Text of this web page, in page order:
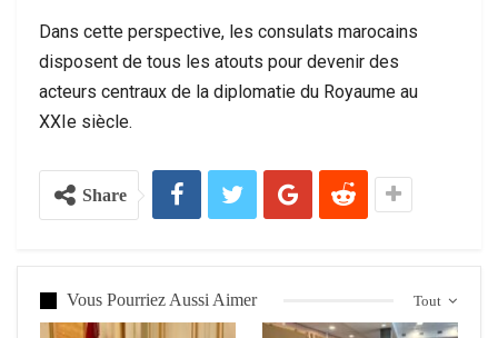
Dans cette perspective, les consulats marocains
disposent de tous les atouts pour devenir des
acteurs centraux de la diplomatie du Royaume au
XXIe siècle.
Share
Tout
Vous Pourriez Aussi Aimer